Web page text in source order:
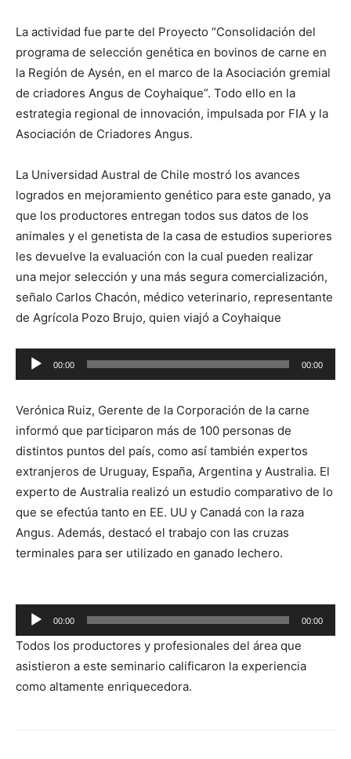
La actividad fue parte del Proyecto “Consolidación del
programa de selección genética en bovinos de carne en
la Región de Aysén, en el marco de la Asociación gremial
de criadores Angus de Coyhaique”. Todo ello en la
estrategia regional de innovación, impulsada por FIA y la
Asociación de Criadores Angus.
La Universidad Austral de Chile mostró los avances
logrados en mejoramiento genético para este ganado, ya
que los productores entregan todos sus datos de los
animales y el genetista de la casa de estudios superiores
les devuelve la evaluación con la cual pueden realizar
una mejor selección y una más segura comercialización,
señalo Carlos Chacón, médico veterinario, representante
de Agrícola Pozo Brujo, quien viajó a Coyhaique
Reproductor
de
00:00 00:00
Verónica Ruiz, Gerente de la Corporación de la carne
informó que participaron más de 100 personas de
distintos puntos del país, como así también expertos
extranjeros de Uruguay, España, Argentina y Australia. El
experto de Australia realizó un estudio comparativo de lo
que se efectúa tanto en EE. UU y Canadá con la raza
Angus. Además, destacó el trabajo con las cruzas
terminales para ser utilizado en ganado lechero.
Reproductor
de
audio
00:00 00:00
Todos los productores y profesionales del área que
asistieron a este seminario calificaron la experiencia
como altamente enriquecedora.